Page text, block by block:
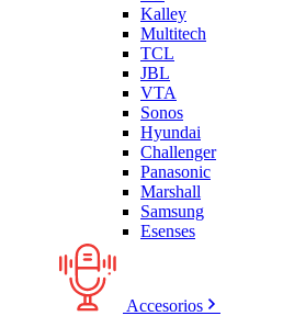
Kalley
Multitech
TCL
JBL
VTA
Sonos
Hyundai
Challenger
Panasonic
Marshall
Samsung
Esenses
Accesorios